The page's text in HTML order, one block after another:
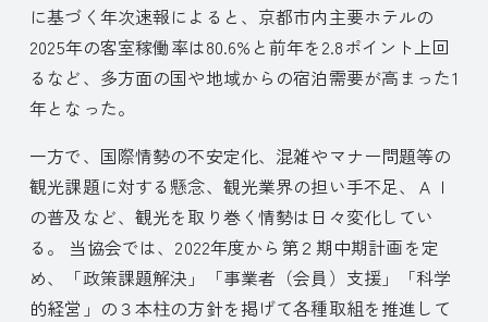
に基づく年次速報によると、京都市内主要ホテルの
2025年の客室稼働率は80.6%と前年を2.8ポイント上回
るなど、多方面の国や地域からの宿泊需要が高まった1
年となった。
一方で、国際情勢の不安定化、混雑やマナー問題等の
観光課題に対する懸念、観光業界の担い手不足、ＡＩ
の普及など、観光を取り巻く情勢は日々変化してい
る。 当協会では、2022年度から第２期中期計画を定
め、「政策課題解決」「事業者（会員）支援」「科学
的経営」の３本柱の方針を掲げて各種取組を推進して